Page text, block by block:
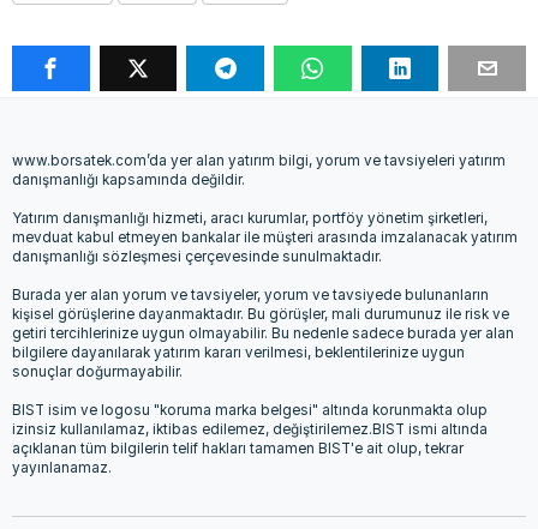
www.borsatek.com’da yer alan yatırım bilgi, yorum ve tavsiyeleri yatırım
danışmanlığı kapsamında değildir.
Yatırım danışmanlığı hizmeti, aracı kurumlar, portföy yönetim şirketleri,
mevduat kabul etmeyen bankalar ile müşteri arasında imzalanacak yatırım
danışmanlığı sözleşmesi çerçevesinde sunulmaktadır.
Burada yer alan yorum ve tavsiyeler, yorum ve tavsiyede bulunanların
kişisel görüşlerine dayanmaktadır. Bu görüşler, mali durumunuz ile risk ve
getiri tercihlerinize uygun olmayabilir. Bu nedenle sadece burada yer alan
bilgilere dayanılarak yatırım kararı verilmesi, beklentilerinize uygun
sonuçlar doğurmayabilir.
BIST isim ve logosu "koruma marka belgesi" altında korunmakta olup
izinsiz kullanılamaz, iktibas edilemez, değiştirilemez.BIST ismi altında
açıklanan tüm bilgilerin telif hakları tamamen BIST'e ait olup, tekrar
yayınlanamaz.